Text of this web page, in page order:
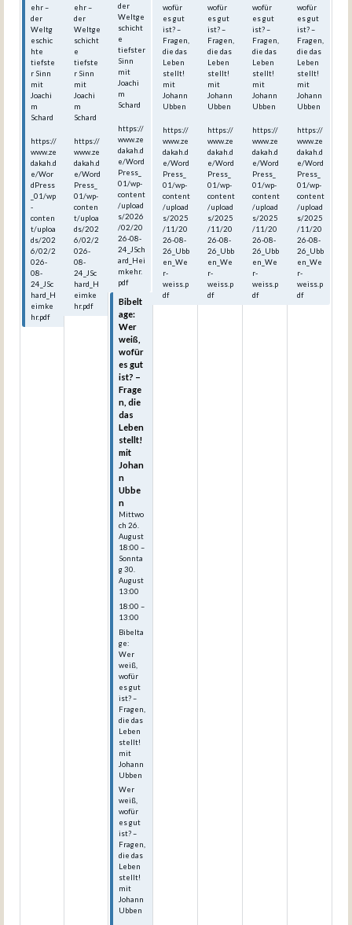
ehr –
der
Weltg
eschic
hte
tiefste
r Sinn
mit
Joachi
m
Schard
https://
www.ze
dakah.d
e/Wor
dPress
_01/wp
-
conten
t/uploa
ds/202
6/02/2
026-
08-
24_JSc
hard_H
eimke
hr.pdf
ehr –
der
Weltge
schicht
e
tiefste
r Sinn
mit
Joachi
m
Schard
https://
www.ze
dakah.d
e/Word
Press_
01/wp-
conten
t/uploa
ds/202
6/02/2
026-
08-
24_JSc
hard_H
eimke
hr.pdf
der
Weltge
schicht
e
tiefster
Sinn
mit
Joachi
m
Schard
https://
www.ze
dakah.d
e/Word
Press_
01/wp-
content
/upload
s/2026
/02/20
26-08-
24_JSch
ard_Hei
mkehr.
pdf
Bibelt
age:
Wer
weiß,
wofür
es gut
ist? –
Frage
n, die
das
Leben
stellt!
mit
Johan
n
Ubbe
n
Mittwo
ch 26.
August
18:00 –
Sonnta
g30.
August
13:00
18:00 –
13:00
Bibelta
ge:
Wer
weiß,
wofür
es gut
ist? –
Fragen,
die das
Leben
stellt!
mit
Johann
Ubben
Wer
weiß,
wofür
es gut
ist? –
Fragen,
die das
Leben
stellt!
mit
Johann
Ubben
wofür
es gut
ist? –
Fragen,
die das
Leben
stellt!
mit
Johann
Ubben
https://
www.ze
dakah.d
e/Word
Press_
01/wp-
content
/upload
s/2025
/11/20
26-08-
26_Ubb
en_We
r-
weiss.p
df
wofür
es gut
ist? –
Fragen,
die das
Leben
stellt!
mit
Johann
Ubben
https://
www.ze
dakah.d
e/Word
Press_
01/wp-
content
/upload
s/2025
/11/20
26-08-
26_Ubb
en_We
r-
weiss.p
df
wofür
es gut
ist? –
Fragen,
die das
Leben
stellt!
mit
Johann
Ubben
https://
www.ze
dakah.d
e/Word
Press_
01/wp-
content
/upload
s/2025
/11/20
26-08-
26_Ubb
en_We
r-
weiss.p
df
wofür
es gut
ist? –
Fragen,
die das
Leben
stellt!
mit
Johann
Ubben
https://
www.ze
dakah.d
e/Word
Press_
01/wp-
content
/upload
s/2025
/11/20
26-08-
26_Ubb
en_We
r-
weiss.p
df